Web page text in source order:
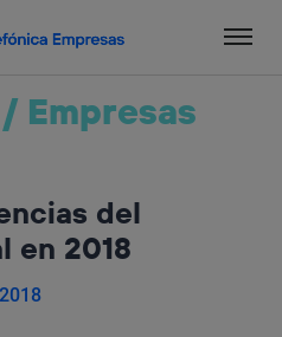
/ Empresas
del
en 2018